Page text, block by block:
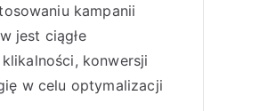
kampanii
jest ciągłe
konwersji
w celu optymalizacji